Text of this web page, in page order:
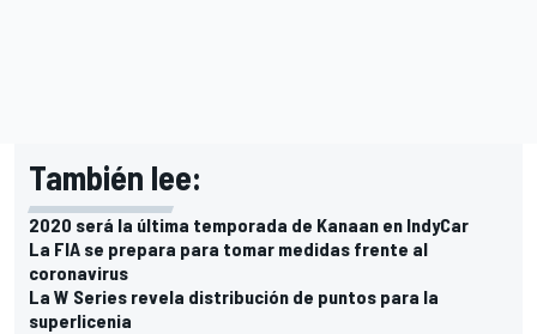
También lee:
2020 será la última temporada de Kanaan en IndyCar
La FIA se prepara para tomar medidas frente al
coronavirus
La W Series revela distribución de puntos para la
superlicenia